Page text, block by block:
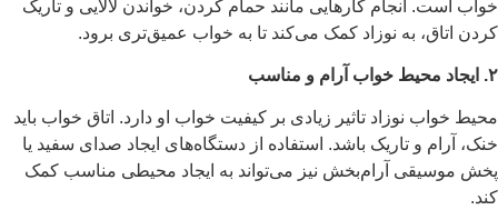
خواب است. انجام کارهایی مانند حمام کردن، خواندن لالایی و تاریک
کردن اتاق، به نوزاد کمک می‌کند تا به خواب عمیق‌تری برود.
۲. ایجاد محیط خواب آرام و مناسب
محیط خواب نوزاد تاثیر زیادی بر کیفیت خواب او دارد. اتاق خواب باید
خنک، آرام و تاریک باشد. استفاده از دستگاه‌های ایجاد صدای سفید یا
پخش موسیقی آرام‌بخش نیز می‌تواند به ایجاد محیطی مناسب کمک
کند.